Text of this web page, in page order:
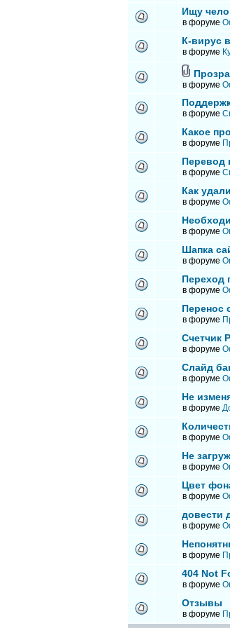
Ищу
в форуме
К-вирус
в форуме
в форуме
в форуме
Какое
в форуме
Перевод
в форуме
Как
в форуме
в форуме
Шапка
в форуме
Переход
в форуме
Перенос
в форуме
Счетчик
в форуме
Слайд
в форуме
Не
в форуме
в форуме
Не
в форуме
Цвет
в форуме
довести
в форуме
в форуме
404 Not
в форуме
Отзывы
в форуме